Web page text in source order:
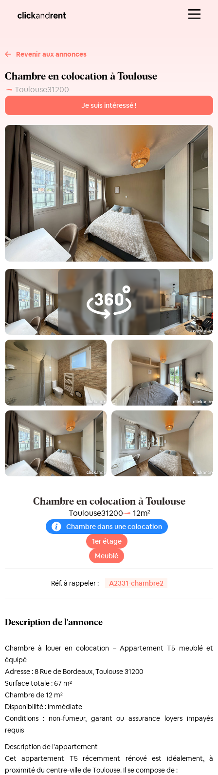
Revenir aux annonces
Chambre en colocation à Toulouse
Toulouse31200
Je suis intéressé !
Chambre en colocation à Toulouse
Toulouse31200 12m²
Chambre dans une colocation
1er étage
Meublé
Réf. à rappeler : A2331-chambre2
Description de l'annonce
Chambre à louer en colocation – Appartement T5 meublé et
équipé
Adresse : 8 Rue de Bordeaux, Toulouse 31200
Surface totale : 67 m²
Chambre de 12 m²
Disponibilité : immédiate
Conditions : non-fumeur, garant ou assurance loyers impayés
requis
Description de l'appartement
Cet appartement T5 récemment rénové est idéalement, à
proximité du centre-ville de Toulouse. Il se compose de :